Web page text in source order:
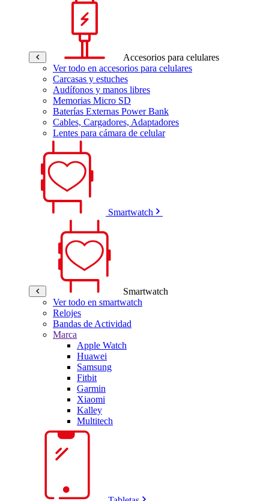
Accesorios para celulares
Ver todo en accesorios para celulares
Carcasas y estuches
Audífonos y manos libres
Memorias Micro SD
Baterías Externas Power Bank
Cables, Cargadores, Adaptadores
Lentes para cámara de celular
Smartwatch
Smartwatch
Ver todo en smartwatch
Relojes
Bandas de Actividad
Marca
Apple Watch
Huawei
Samsung
Fitbit
Garmin
Xiaomi
Kalley
Multitech